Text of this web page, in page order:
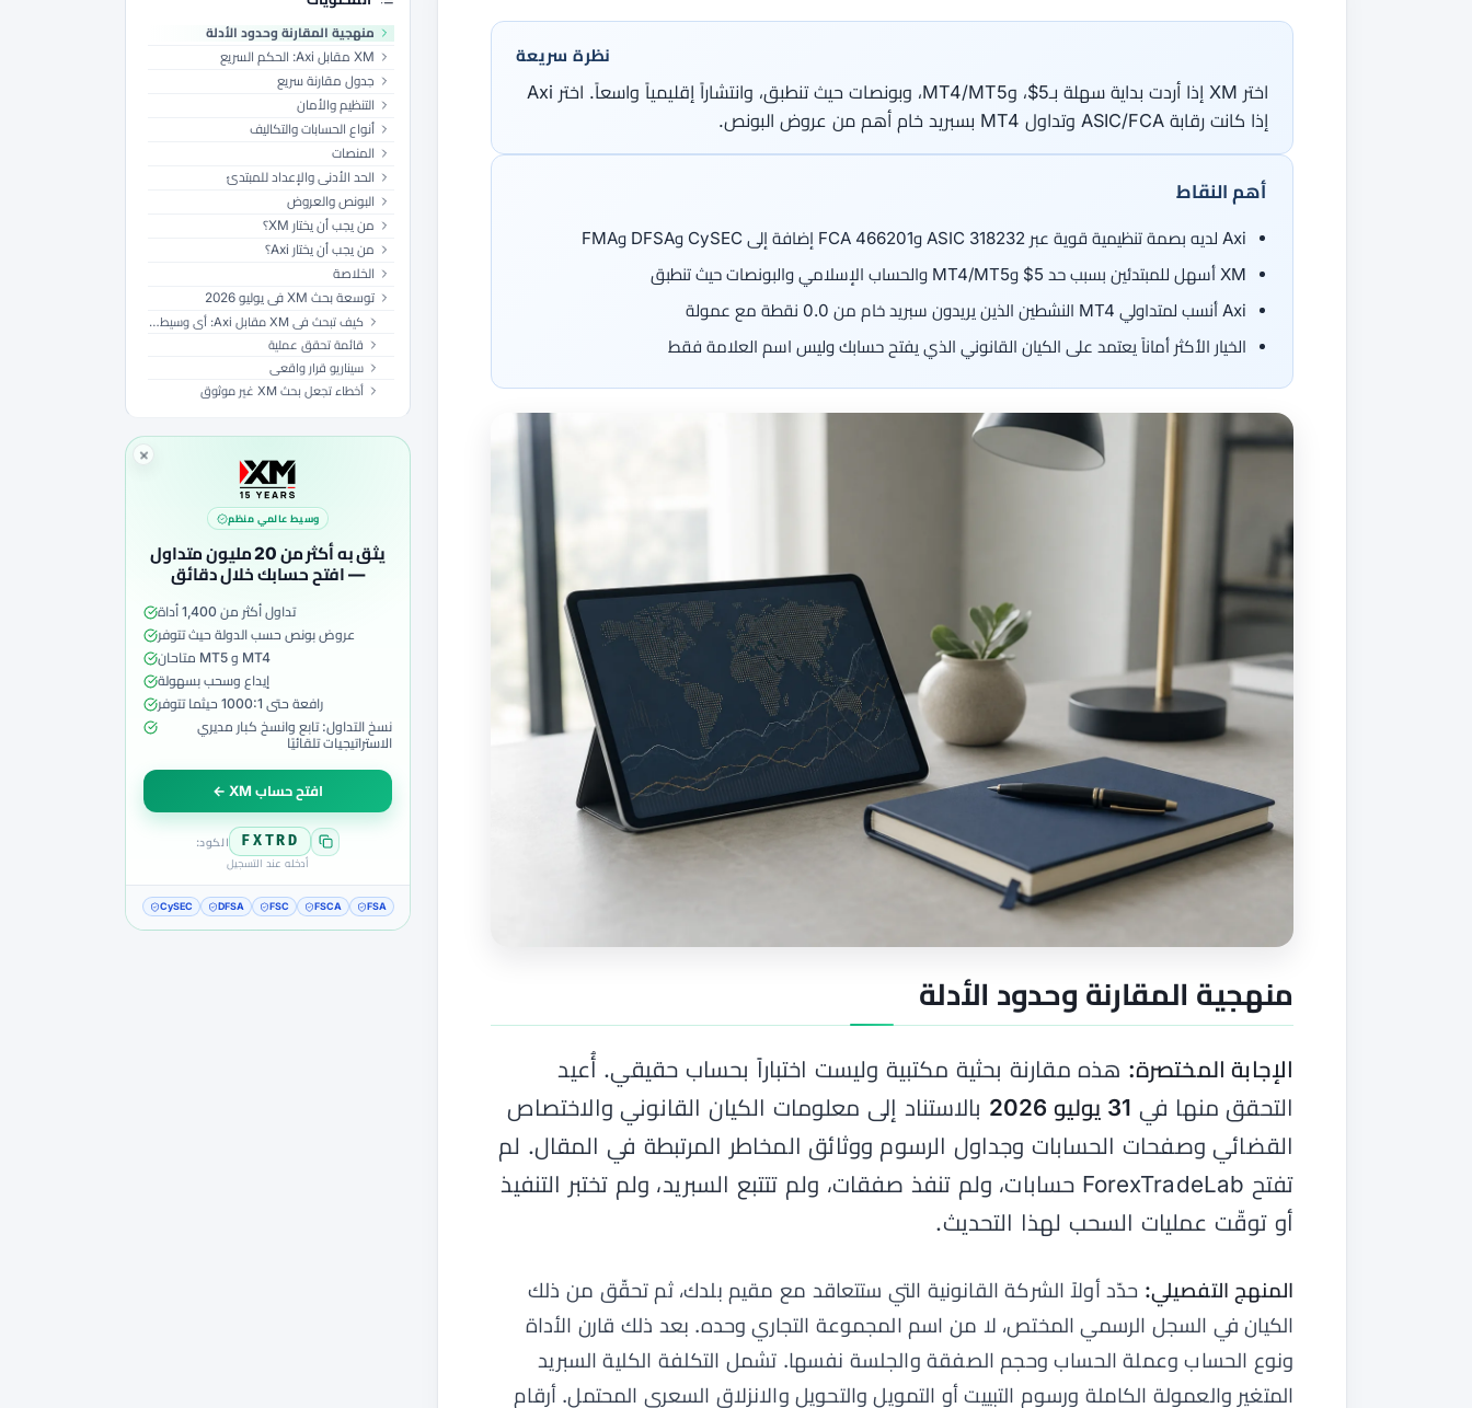
جميع الأدوات
نظرة سريعة
اختر XM إذا أردت بداية سهلة بـ5$، وMT4/MT5، وبونصات حيث تنطبق، وانتشاراً إقليمياً واسعاً. اختر Axi
إذا كانت رقابة ASIC/FCA وتداول MT4 بسبريد خام أهم من عروض البونص.
أهم النقاط
Axi لديه بصمة تنظيمية قوية عبر ASIC 318232 وFCA 466201 إضافة إلى CySEC وDFSA وFMA
XM أسهل للمبتدئين بسبب حد 5$ وMT4/MT5 والحساب الإسلامي والبونصات حيث تنطبق
Axi أنسب لمتداولي MT4 النشطين الذين يريدون سبريد خام من 0.0 نقطة مع عمولة
الخيار الأكثر أماناً يعتمد على الكيان القانوني الذي يفتح حسابك وليس اسم العلامة فقط
منهجية المقارنة وحدود الأدلة
الإجابة المختصرة: هذه مقارنة بحثية مكتبية وليست اختباراً بحساب حقيقي. أُعيد
التحقق منها في 31 يوليو 2026
بالاستناد إلى معلومات الكيان القانوني والاختصاص
القضائي وصفحات الحسابات وجداول الرسوم ووثائق المخاطر المرتبطة في المقال. لم
تفتح ForexTradeLab حسابات، ولم تنفذ صفقات، ولم تتتبع السبريد، ولم تختبر التنفيذ
أو توقّت عمليات السحب لهذا التحديث.
المنهج التفصيلي: حدّد أولاً الشركة القانونية التي ستتعاقد مع مقيم بلدك، ثم تحقّق من ذلك
الكيان في السجل الرسمي المختص، لا من اسم المجموعة التجاري وحده. بعد ذلك قارن الأداة
ونوع الحساب وعملة الحساب وحجم الصفقة والجلسة نفسها. تشمل التكلفة الكلية السبريد
المتغير والعمولة الكاملة ورسوم التبييت أو التمويل والتحويل والانزلاق السعري المحتمل. أرقام
منهجية المقارنة وحدود الأدلة
جدول مقارنة سريع
التنظيم والأمان
أنواع الحسابات والتكاليف
المنصات
الحد الأدنى والإعداد للمبتدئ
البونص والعروض
من يجب أن يختار XM؟
من يجب أن يختار Axi؟
الخلاصة
توسعة بحث XM في يوليو 2026
كيف تبحث في XM مقابل Axi: أي وسيط أفضل؟ (مقارنة 2026) قبل استخدام مال حقيقي
قائمة تحقق عملية
سيناريو قرار واقعي
أخطاء تجعل بحث XM غير موثوق
وسيط عالمي منظم
يثق به أكثر من 20 مليون متداول
— افتح حسابك خلال دقائق
تداول أكثر من 1,400 أداة
عروض بونص حسب الدولة حيث تتوفر
MT4 و MT5 متاحان
إيداع وسحب بسهولة
رافعة حتى 1000:1 حيثما تتوفر
نسخ التداول: تابع وانسخ كبار مديري
الاستراتيجيات تلقائيًا
افتح حساب XM ←
الكود: FXTRD
أدخله عند التسجيل
CySEC DFSA FSC FSCA FSA